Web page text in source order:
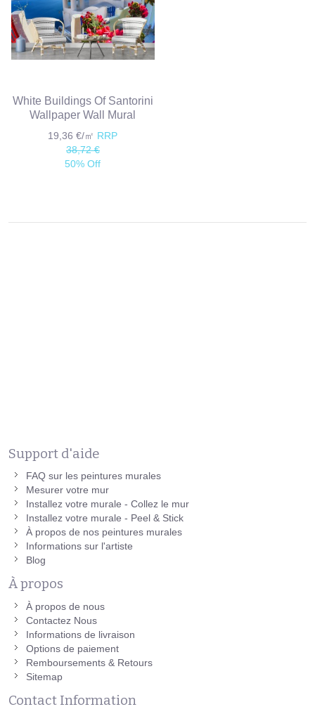
White Buildings Of Santorini
Wallpaper Wall Mural
19,36 €/㎡ RRP
38,72 €
50% Off
Support d'aide
FAQ sur les peintures murales
Mesurer votre mur
Installez votre murale - Collez le mur
Installez votre murale - Peel & Stick
À propos de nos peintures murales
Informations sur l'artiste
Blog
À propos
À propos de nous
Contactez Nous
Informations de livraison
Options de paiement
Remboursements & Retours
Sitemap
Contact Information